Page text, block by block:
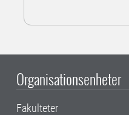
Organisationsenheter
Fakulteter